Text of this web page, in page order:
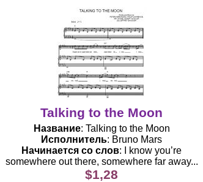
Talking to the Moon
Название: Talking to the Moon
Исполнитель: Bruno Mars
Начинается со слов: I know you’re
somewhere out there, somewhere far away...
$1,28